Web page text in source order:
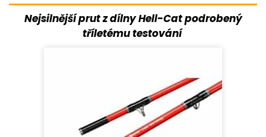
Nejsilnější prut z dílny Hell-Cat podrobený
tříletému testování